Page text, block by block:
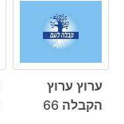
ערוץ ערוץ
הקבלה 66